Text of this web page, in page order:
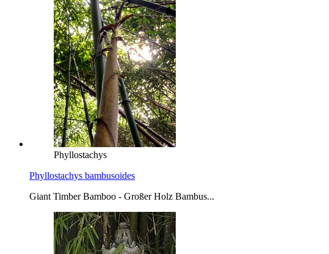
Phyllostachys
Phyllostachys bambusoides
Giant Timber Bamboo - Großer Holz Bambus...